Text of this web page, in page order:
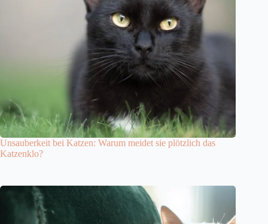
Unsauberkeit bei Katzen: Warum meidet sie plötzlich das
Katzenklo?